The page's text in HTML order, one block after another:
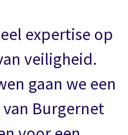
expertise op
veiligheid.
gaan we een
van Burgernet